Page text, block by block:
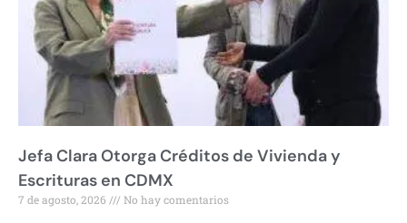
Jefa Clara Otorga Créditos de Vivienda y
Escrituras en CDMX
7 de agosto, 2026 No hay comentarios